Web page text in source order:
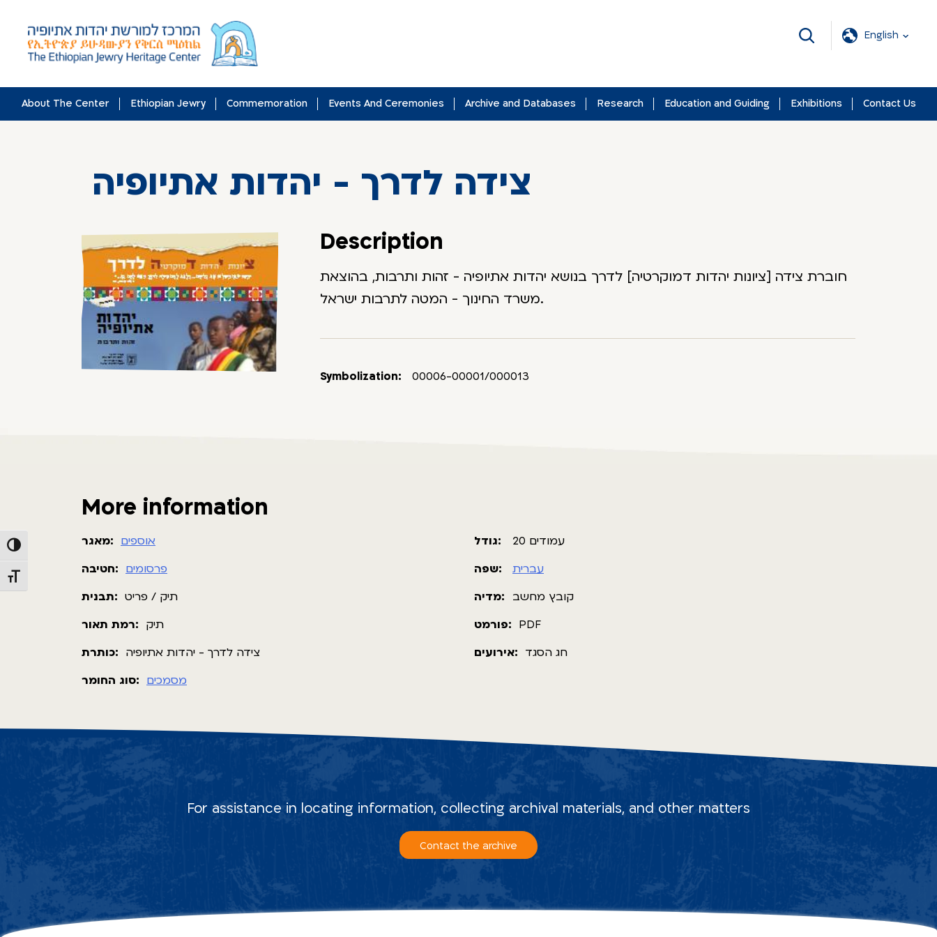
content
Toggle High Contrast
Toggle Font size
English
About The Center Ethiopian Jewry Commemoration Events And Ceremonies Archive and Databases Research Education and Guiding Exhibitions Contact Us
צידה לדרך - יהדות אתיופיה
Description
חוברת צידה [ציונות יהדות דמוקרטיה] לדרך בנושא יהדות אתיופיה - זהות ותרבות, בהוצאת
משרד החינוך - המטה לתרבות ישראל.
Symbolization: 00006-00001/000013
More information
מאגר: אוספים
חטיבה: פרסומים
תבנית: תיק / פריט
רמת תאור: תיק
כותרת: צידה לדרך - יהדות אתיופיה
סוג החומר: מסמכים
גודל:
20 עמודים
שפה:
עברית
מדיה: קובץ מחשב
פורמט: PDF
אירועים: חג הסגד
For assistance in locating information, collecting archival materials, and other matters
Contact the archive